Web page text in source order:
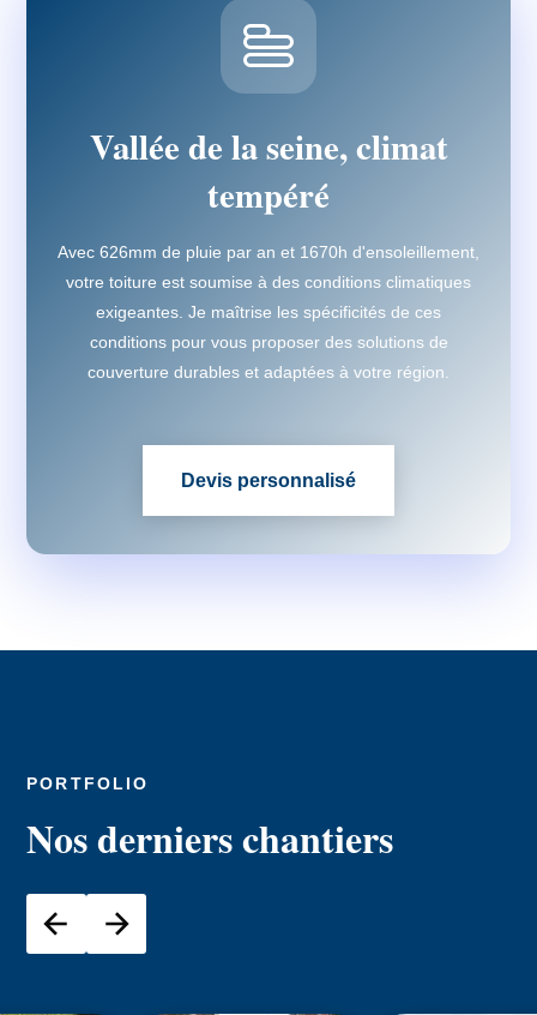
Vallée de la seine, climat
tempéré
Avec 626mm de pluie par an et 1670h d'ensoleillement,
votre toiture est soumise à des conditions climatiques
exigeantes. Je maîtrise les spécificités de ces
conditions pour vous proposer des solutions de
couverture durables et adaptées à votre région.
Devis personnalisé
PORTFOLIO
Nos derniers chantiers